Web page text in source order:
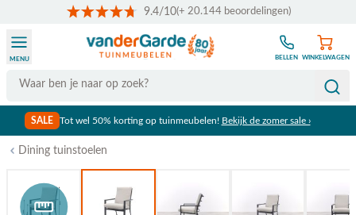
9.4/10(+ 20.144 beoordelingen)
Search
MENU BELLEN WINKELWAGEN
SALE Tot wel 50% korting op tuinmeubelen! Bekijk de zomer sale ›
Dining tuinstoelen